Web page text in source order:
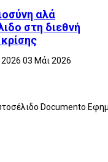
αλά
στη διεθνή
03 Μάι 2026